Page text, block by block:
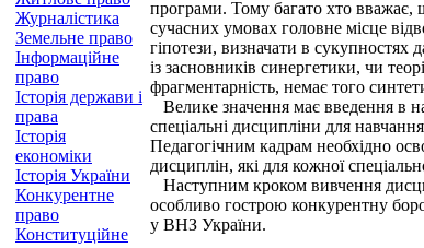
Журналістика
Земельне право
Інформаційне
право
Історія держави і
права
Історія
економіки
Історія України
Конкурентне
право
Конституційне
програми. Тому багато хто вважає,
сучасних умовах головне місце
гіпотези, визначати в
із засновників синергетики, чи
фрагментарність, немає того
Велике значення має введення в
спеціальні дисципліни для
Педагогічним кадрам необхідно
дисциплін, які для кожної
Наступним кроком вивчення
особливо гострою конкурентну
у ВНЗ України.